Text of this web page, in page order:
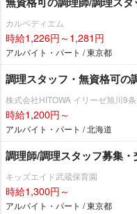
カルペディエム
時給1,226円～1,281円
アルバイト・パート / 東京都
調理スタッフ・無資格可の
株式会社HITOWA イリーゼ旭川9
時給1,200円～
アルバイト・パート / 北海道
調理師/調理スタッフ募集
キッズエイド武蔵保育園
時給1,300円～
アルバイト・パート / 東京都